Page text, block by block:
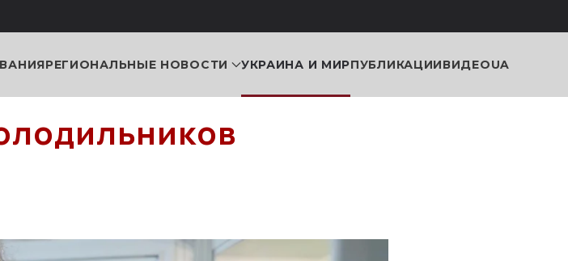
РЕГИОНАЛЬНЫЕ НОВОСТИ УКРАИНА И МИРПУБЛИКАЦИИВИДЕОUA